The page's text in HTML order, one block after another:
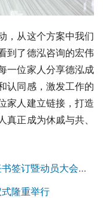
，从这个方案中我们
到了德泓咨询的宏伟
一位家人分享德泓成
认同感，激发工作的
家人建立链接，打造
正成为休戚与共、
暨动员大会顺利举行
隆重举行